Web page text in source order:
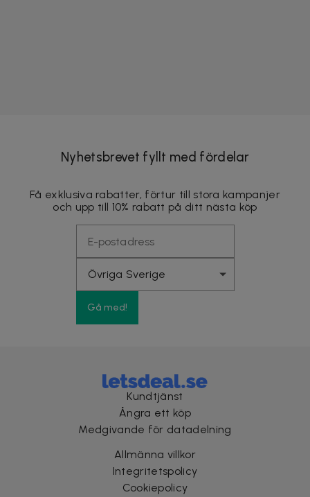
Nyhetsbrevet fyllt med fördelar
Få exklusiva rabatter, förtur till stora kampanjer
och upp till 10% rabatt på ditt nästa köp
Gå med!
Kundtjänst
Ångra ett köp
Medgivande för datadelning
Allmänna villkor
Integritetspolicy
Cookiepolicy